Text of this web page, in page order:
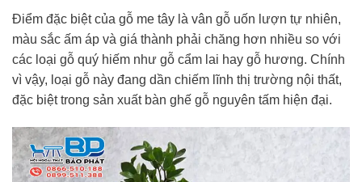
Điểm đặc biệt của gỗ me tây là vân gỗ uốn lượn tự nhiên,
màu sắc ấm áp và giá thành phải chăng hơn nhiều so với
các loại gỗ quý hiếm như gỗ cẩm lai hay gỗ hương. Chính
vì vậy, loại gỗ này đang dần chiếm lĩnh thị trường nội thất,
đặc biệt trong sản xuất bàn ghế gỗ nguyên tấm hiện đại.